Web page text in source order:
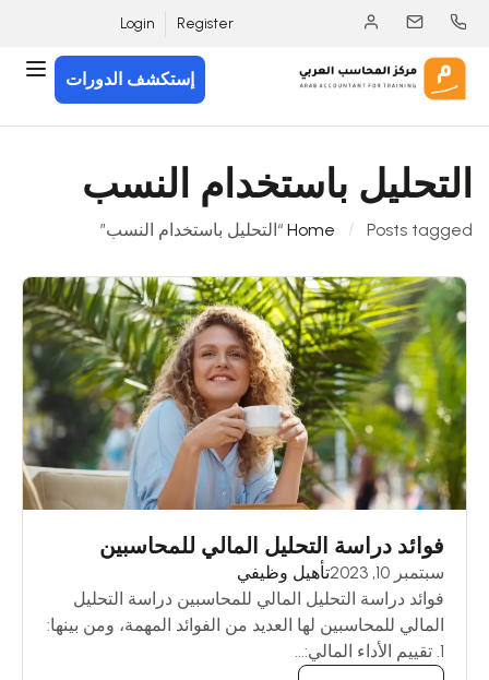
Register
Login
إستكشف الدورات
التحليل باستخدام النسب
Home Posts tagged “التحليل باستخدام النسب”
فوائد دراسة التحليل المالي للمحاسبين
سبتمبر 10, 2023
تأهيل وظيفي
فوائد دراسة التحليل المالي للمحاسبين دراسة التحليل
المالي للمحاسبين لها العديد من الفوائد المهمة، ومن بينها:
1. تقييم الأداء المالي:...